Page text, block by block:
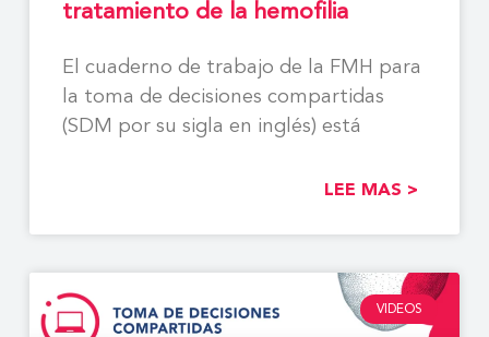
tratamiento de la hemofilia
El cuaderno de trabajo de la FMH para
la toma de decisiones compartidas
(SDM por su sigla en inglés) está
LEE MAS >
VIDEOS